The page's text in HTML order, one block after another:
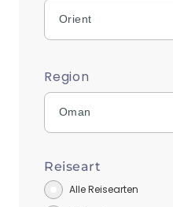
Orient
Region
Oman
Reiseart
Alle Reisearten